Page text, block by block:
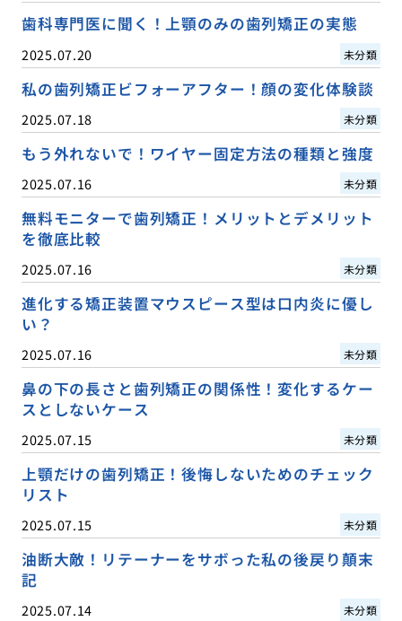
歯科専門医に聞く！上顎のみの歯列矯正の実態
2025.07.20 未分類
私の歯列矯正ビフォーアフター！顔の変化体験談
2025.07.18 未分類
もう外れないで！ワイヤー固定方法の種類と強度
2025.07.16 未分類
無料モニターで歯列矯正！メリットとデメリット
を徹底比較
2025.07.16 未分類
進化する矯正装置マウスピース型は口内炎に優し
い？
2025.07.16 未分類
鼻の下の長さと歯列矯正の関係性！変化するケー
スとしないケース
2025.07.15 未分類
上顎だけの歯列矯正！後悔しないためのチェック
リスト
2025.07.15 未分類
油断大敵！リテーナーをサボった私の後戻り顛末
記
2025.07.14 未分類